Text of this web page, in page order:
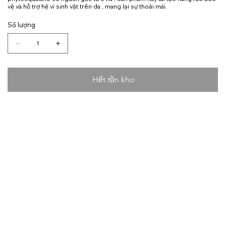
vệ và hỗ trợ hệ vi sinh vật trên da , mang lại sự thoải mái.
Số lượng
Hết tồn kho